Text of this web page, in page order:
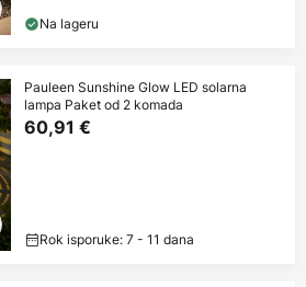
Na lageru
Pauleen Sunshine Glow LED solarna
lampa Paket od 2 komada
60,91 €
Rok isporuke: 7 - 11 dana